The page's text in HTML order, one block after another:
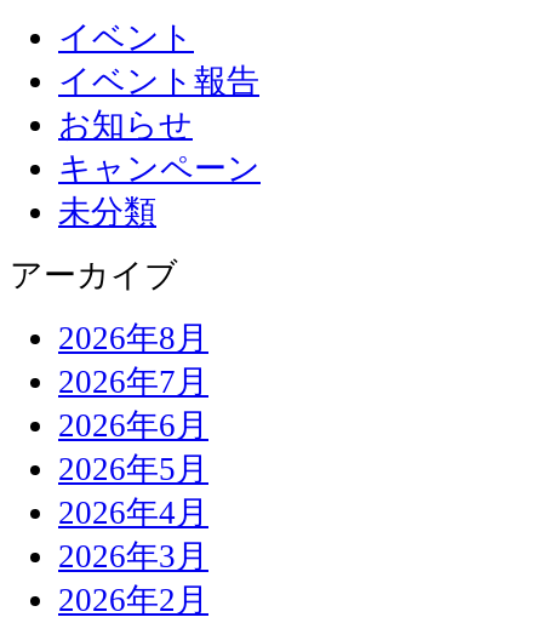
イベント
イベント報告
お知らせ
キャンペーン
未分類
アーカイブ
2026年8月
2026年7月
2026年6月
2026年5月
2026年4月
2026年3月
2026年2月